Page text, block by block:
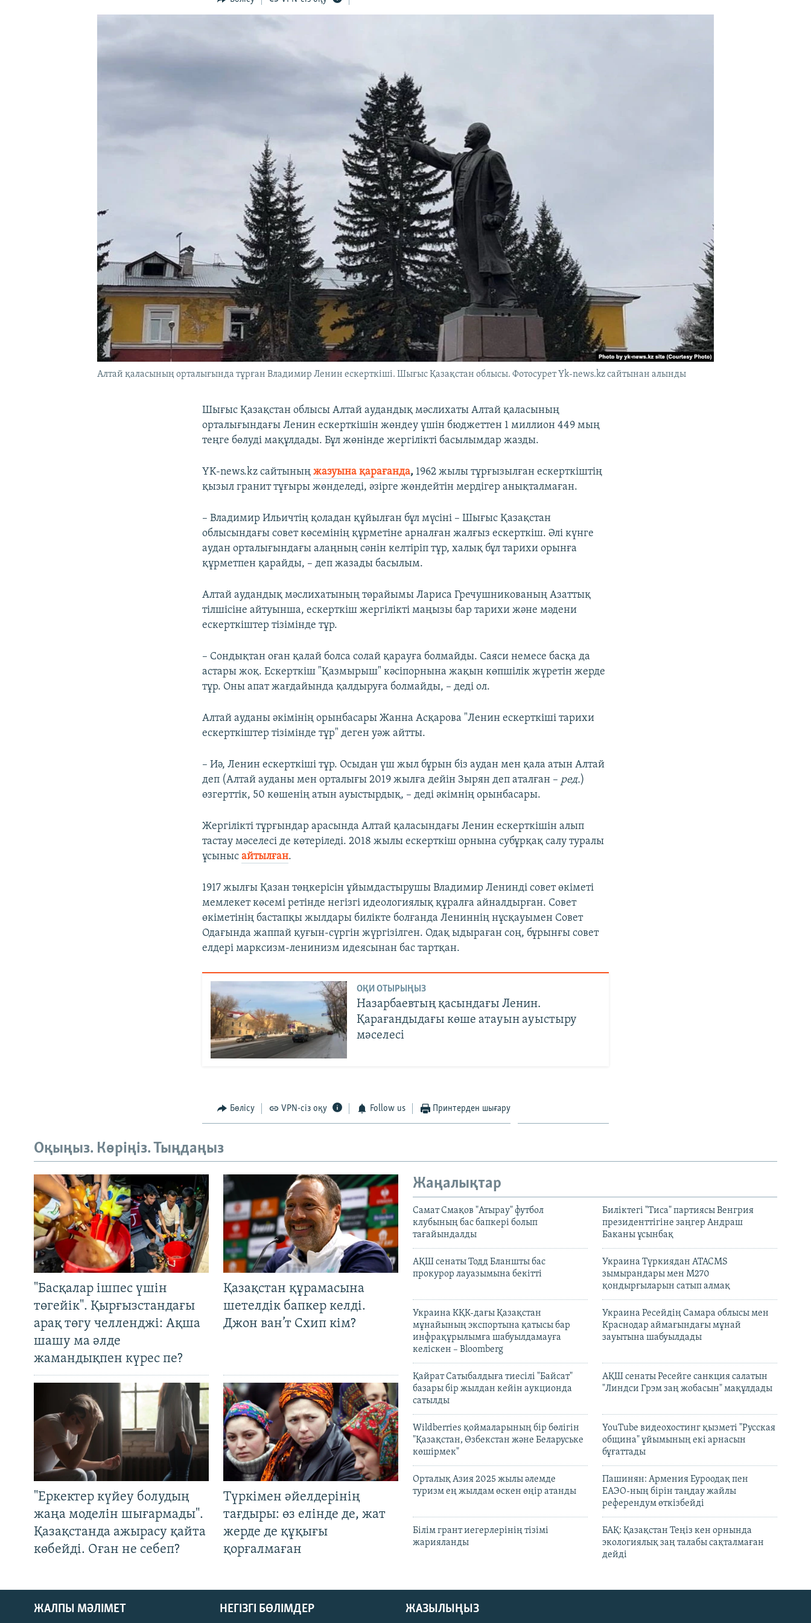
Алтай қаласының орталығында тұрған Владимир Ленин ескерткіші. Шығыс Қазақстан облысы. Фотосурет Yk-news.kz сайтынан алынды
Шығыс Қазақстан облысы Алтай аудандық мәслихаты Алтай қаласының
орталығындағы Ленин ескерткішін жөндеу үшін бюджеттен 1 миллион 449 мың
теңге бөлуді мақұлдады. Бұл жөнінде жергілікті басылымдар жазды.
YK-news.kz сайтыныңжазуына қарағанда, 1962 жылы тұрғызылған ескерткіштің
қызыл гранит тұғыры жөнделеді, әзірге жөндейтін мердігер анықталмаған.
– Владимир Ильичтің қоладан құйылған бұл мүсіні – Шығыс Қазақстан
облысындағы совет көсемінің құрметіне арналған жалғыз ескерткіш. Әлі күнге
аудан орталығындағы алаңның сәнін келтіріп тұр, халық бұл тарихи орынға
құрметпен қарайды, – деп жазады басылым.
Алтай аудандық мәслихатының төрайымы Лариса Гречушникованың Азаттық
тілшісіне айтуынша, ескерткіш жергілікті маңызы бар тарихи және мәдени
ескерткіштер тізімінде тұр.
– Сондықтан оған қалай болса солай қарауға болмайды. Саяси немесе басқа да
астары жоқ. Ескерткіш "Қазмырыш" кәсіпорнына жақын көпшілік жүретін жерде
тұр. Оны апат жағдайында қалдыруға болмайды, – деді ол.
Алтай ауданы әкімінің орынбасары Жанна Асқарова "Ленин ескерткіші тарихи
ескерткіштер тізімінде тұр" деген уәж айтты.
– Иә, Ленин ескерткіші тұр. Осыдан үш жыл бұрын біз аудан мен қала атын Алтай
деп (Алтай ауданы мен орталығы 2019 жылға дейін Зырян деп аталған – ред.)
өзгерттік, 50 көшенің атын ауыстырдық, – деді әкімнің орынбасары.
Жергілікті тұрғындар арасында Алтай қаласындағы Ленин ескерткішін алып
тастау мәселесі де көтеріледі. 2018 жылы ескерткіш орнына субұрқақ салу туралы
ұсынысайтылған.
1917 жылғы Қазан төңкерісін ұйымдастырушы Владимир Ленинді совет өкіметі
мемлекет көсемі ретінде негізгі идеологиялық құралға айналдырған. Совет
өкіметінің бастапқы жылдары билікте болғанда Лениннің нұсқауымен Совет
Одағында жаппай қуғын-сүргін жүргізілген. Одақ ыдыраған соң, бұрынғы совет
елдері марксизм-ленинизм идеясынан бас тартқан.
ОҚИ ОТЫРЫҢЫЗ
Назарбаевтың қасындағы Ленин.
Қарағандыдағы көше атауын ауыстыру
мәселесі
Бөлісу VPN-сіз оқу Follow us Принтерден шығару
Оқыңыз. Көріңіз. Тыңдаңыз
"Басқалар ішпес үшін
төгейік". Қырғызстандағы
арақ төгу челленджі: Ақша
шашу ма әлде
жамандықпен күрес пе?
Қазақстан құрамасына
шетелдік бапкер келді.
Джон ван’т Схип кім?
"Еркектер күйеу болудың
жаңа моделін шығармады".
Қазақстанда ажырасу қайта
көбейді. Оған не себеп?
Түркімен әйелдерінің
тағдыры: өз елінде де, жат
жерде де құқығы
қорғалмаған
Жаңалықтар
Самат Смақов "Атырау" футбол
клубының бас бапкері болып
тағайындалды
Биліктегі "Тиса" партиясы Венгрия
президенттігіне заңгер Андраш
Баканы ұсынбақ
АҚШ сенаты Тодд Бланшты бас
прокурор лауазымына бекітті
Украина Түркиядан ATACMS
зымырандары мен M270
қондырғыларын сатып алмақ
Украина КҚК-дағы Қазақстан
мұнайының экспортына қатысы бар
инфрақұрылымға шабуылдамауға
келіскен – Bloomberg
Украина Ресейдің Самара облысы мен
Краснодар аймағындағы мұнай
зауытына шабуылдады
Қайрат Сатыбалдыға тиесілі "Байсат"
базары бір жылдан кейін аукционда
сатылды
АҚШ сенаты Ресейге санкция салатын
"Линдси Грэм заң жобасын" мақұлдады
Wildberries қоймаларының бір бөлігін
"Қазақстан, Өзбекстан және Беларуське
көшірмек"
YouTube видеохостинг қызметі "Русская
община" ұйымының екі арнасын
бұғаттады
Орталық Азия 2025 жылы әлемде
туризм ең жылдам өскен өңір атанды
Пашинян: Армения Еуроодақ пен
ЕАЭО-ның бірін таңдау жайлы
референдум өткізбейді
Білім грант иегерлерінің тізімі
жарияланды
БАҚ: Қазақстан Теңіз кен орнында
экологиялық заң талабы сақталмаған
дейді
ЖАЗЫЛЫҢЫЗ
ЖАЛПЫ МӘЛІМЕТ НЕГІЗГІ БӨЛІМДЕР